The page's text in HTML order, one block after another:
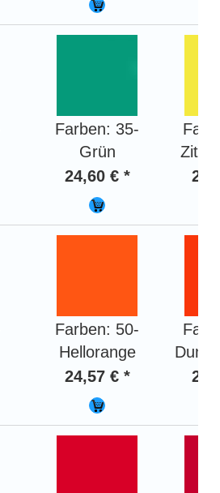
Farben: 35-
Grün
24,60 € *
Farben: 50-
Hellorange
24,57 € *